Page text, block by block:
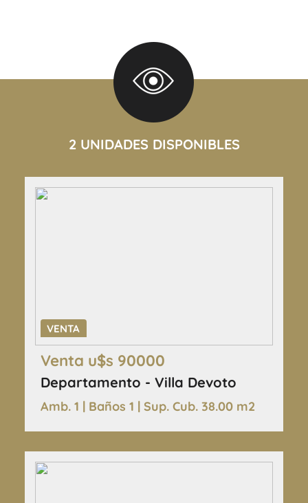
2 UNIDADES DISPONIBLES
VENTA
Venta u$s 90000
Departamento - Villa Devoto
Amb. 1 | Baños 1 | Sup. Cub. 38.00 m2